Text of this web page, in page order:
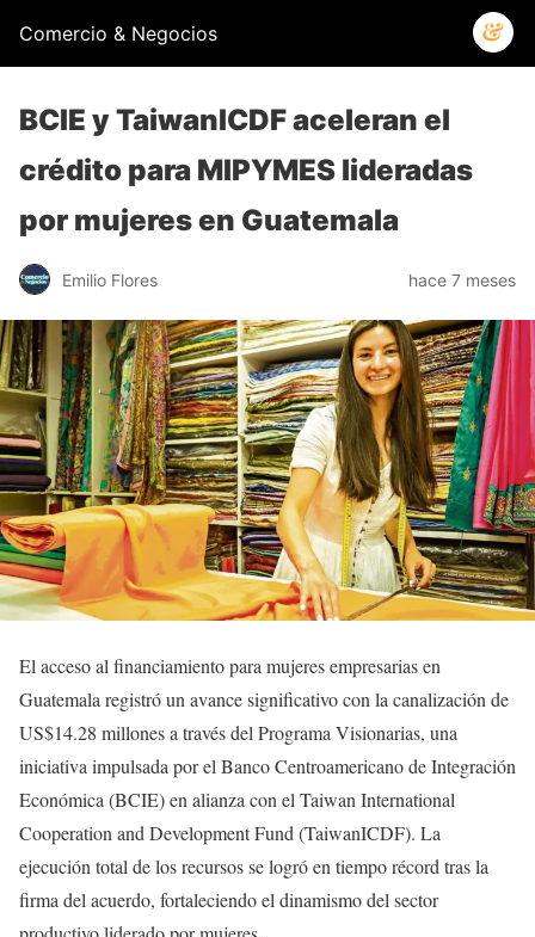
Comercio & Negocios
BCIE y TaiwanICDF aceleran el
crédito para MIPYMES lideradas
por mujeres en Guatemala
Emilio Flores hace 7 meses
El acceso al financiamiento para mujeres empresarias en
Guatemala registró un avance significativo con la canalización de
US$14.28 millones a través del Programa Visionarias, una
iniciativa impulsada por el Banco Centroamericano de Integración
Económica (BCIE) en alianza con el Taiwan International
Cooperation and Development Fund (TaiwanICDF). La
ejecución total de los recursos se logró en tiempo récord tras la
firma del acuerdo, fortaleciendo el dinamismo del sector